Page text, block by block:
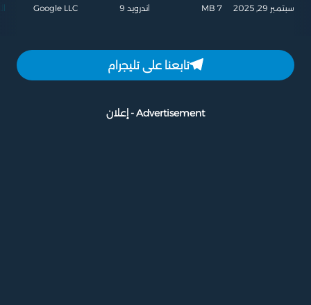
سبتمبر 29, 2025 7 MB اندرويد 9 Google LLC
تابعنا على تليجرام
Advertisement - إعلان